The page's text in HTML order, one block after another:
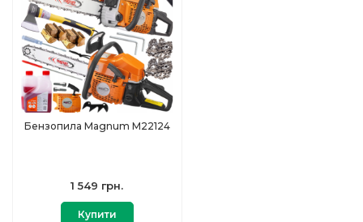
Бензопила Magnum M22124
1 549 грн.
Купити